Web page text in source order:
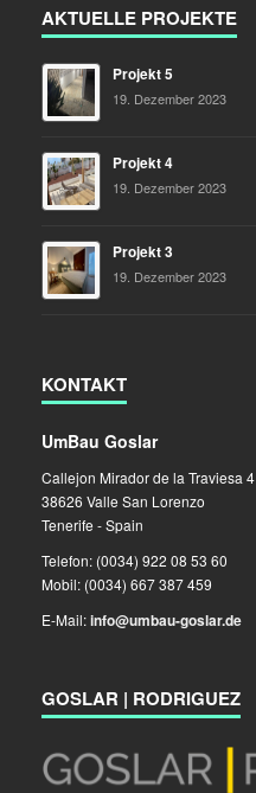
AKTUELLE PROJEKTE
Projekt 5
19. Dezember 2023
Projekt 4
19. Dezember 2023
Projekt 3
19. Dezember 2023
KONTAKT
UmBau Goslar
Callejon Mirador de la Traviesa 4
38626 Valle San Lorenzo
Tenerife - Spain
Telefon: (0034) 922 08 53 60
Mobil: (0034) 667 387 459
E-Mail:info@umbau-goslar.de
GOSLAR | RODRIGUEZ